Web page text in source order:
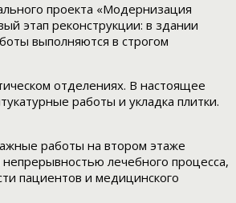
проекта «Модернизация
этап реконструкции: в здании
выполняются в строгом
отделениях. В настоящее
работы и укладка плитки.
работы на втором этаже
лечебного процесса,
пациентов и медицинского